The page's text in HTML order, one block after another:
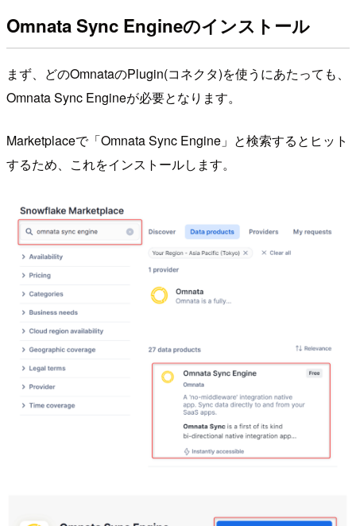
Omnata Sync Engineのインストール
まず、どのOmnataのPlugin(コネクタ)を使うにあたっても、
Omnata Sync Engineが必要となります。
Marketplaceで「Omnata Sync Engine」と検索するとヒット
するため、これをインストールします。